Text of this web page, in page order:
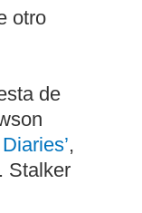
otro
de
,
Stalker